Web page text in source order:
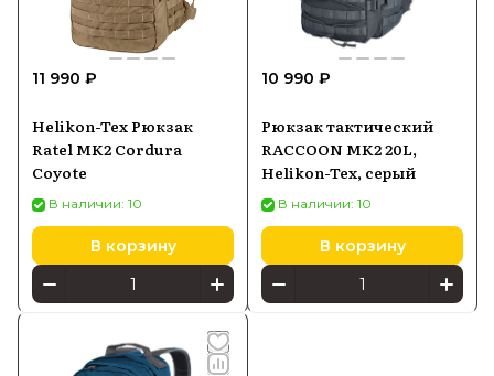
11 990 ₽
Helikon-Tex Рюкзак
Ratel MK2 Cordura
Coyote
В наличии: 10
В корзину
10 990 ₽
Рюкзак тактический
RACCOON MK2 20L,
Helikon-Tex, серый
В наличии: 10
В корзину